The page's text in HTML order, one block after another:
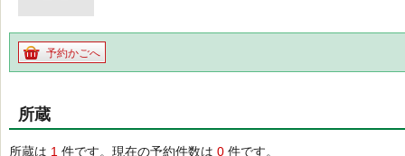
予約かごへ
所蔵
所蔵は 1 件です。現在の予約件数は 0 件です。